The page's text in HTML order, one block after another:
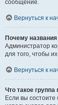
сообщение.
Вернуться к
Почему
Администратор
для того, чтобы
Вернуться к
Что такое
Если вы